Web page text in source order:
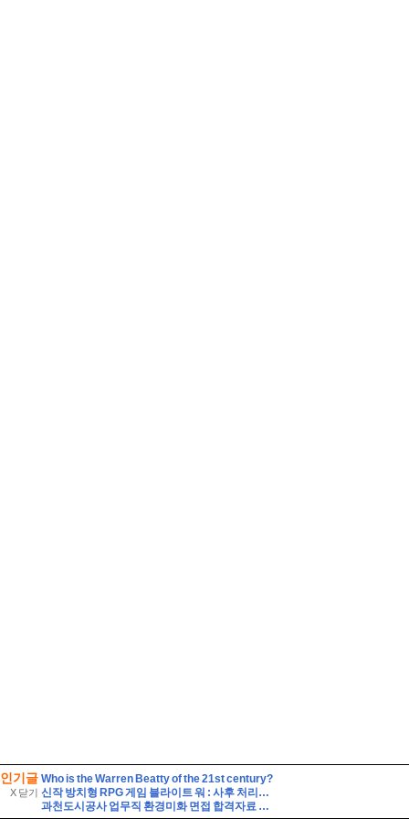
인기글
X 닫기
Who is the Warren Beatty of the 21st century?
신작 방치형 RPG 게임 블라이트 워 : 사후 처리국 런칭 플레이 후기
과천도시공사 업무직 환경미화 면접 합격자료 자기소개 스크립트 및 실제 면접 합격 답안